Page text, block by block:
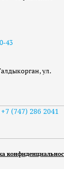
43
ул.
+7 (747) 286 2041